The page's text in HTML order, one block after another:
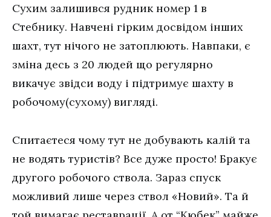
Сухим залишився рудник номер 1 в
Стебнику. Навчені гірким досвідом інших
шахт, тут нічого не затоплюють. Навпаки, є
зміна десь з 20 людей що регулярно
викачує звідси воду і підтримує шахту в
робочому(сухому) вигляді.
Спитаєтеся чому тут не добувають калій та
не водять туристів? Все дуже просто! Бракує
другого робочого ствола. Зараз спуск
можливий лише через ствол «Новий». Та й